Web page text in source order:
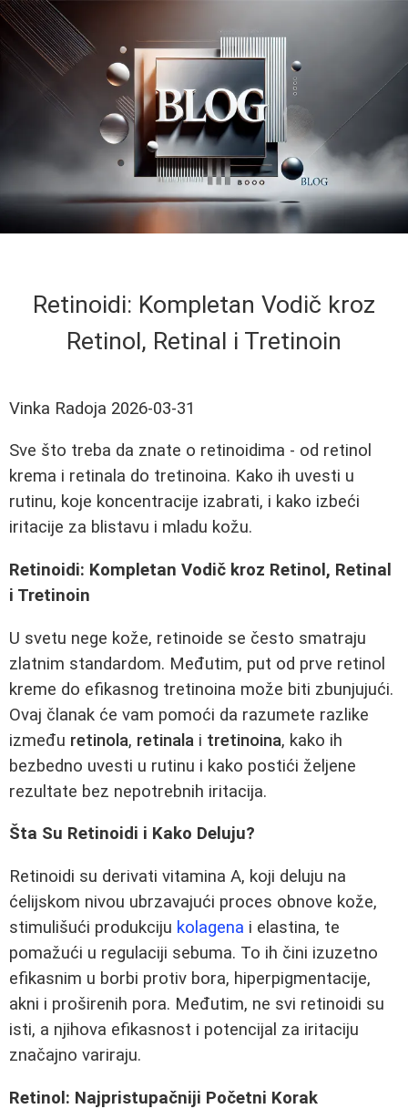
Retinoidi: Kompletan Vodič kroz
Retinol, Retinal i Tretinoin
Vinka Radoja 2026-03-31
Sve što treba da znate o retinoidima - od retinol
krema i retinala do tretinoina. Kako ih uvesti u
rutinu, koje koncentracije izabrati, i kako izbeći
iritacije za blistavu i mladu kožu.
Retinoidi: Kompletan Vodič kroz Retinol, Retinal
i Tretinoin
U svetu nege kože, retinoide se često smatraju
zlatnim standardom. Međutim, put od prve retinol
kreme do efikasnog tretinoina može biti zbunjujući.
Ovaj članak će vam pomoći da razumete razlike
između retinola, retinala i tretinoina, kako ih
bezbedno uvesti u rutinu i kako postići željene
rezultate bez nepotrebnih iritacija.
Šta Su Retinoidi i Kako Deluju?
Retinoidi su derivati vitamina A, koji deluju na
ćelijskom nivou ubrzavajući proces obnove kože,
stimulišući produkciju kolagena i elastina, te
pomažući u regulaciji sebuma. To ih čini izuzetno
efikasnim u borbi protiv bora, hiperpigmentacije,
akni i proširenih pora. Međutim, ne svi retinoidi su
isti, a njihova efikasnost i potencijal za iritaciju
značajno variraju.
Retinol: Najpristupačniji Početni Korak